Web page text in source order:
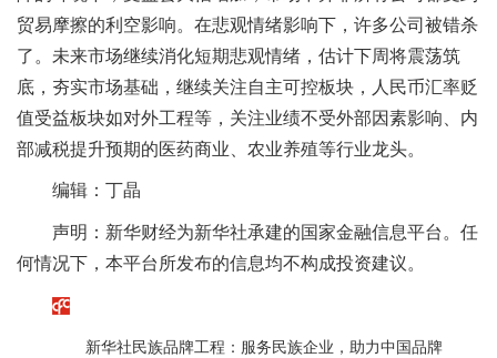
贸易摩擦的利空影响。在悲观情绪影响下，许多公司被错杀
了。未来市场继续消化短期悲观情绪，估计下周将震荡筑
底，夯实市场基础，继续关注自主可控板块，人民币汇率贬
值受益板块如对外工程等，关注业绩不受外部因素影响、内
部减税提升预期的医药商业、农业养殖等行业龙头。
编辑：丁晶
声明：新华财经为新华社承建的国家金融信息平台。任
何情况下，本平台所发布的信息均不构成投资建议。
新华社民族品牌工程：服务民族企业，助力中国品牌